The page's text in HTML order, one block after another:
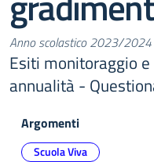
Anno scolastico 2023/2024
Esiti monitoraggio
annualità -
Argomenti
Scuola Viva